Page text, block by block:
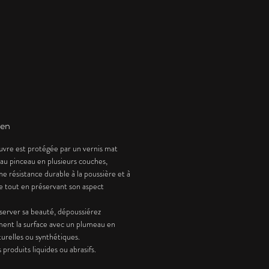
une matière confuse, de
la main.
laisse cohabiter
et lisibilité.
profonds, les bleus froids
plus vifs de rose et de
construisent une tension
dramatisation.
reste calme. Il observe. Il
est protégée par un vernis mat
pinceau en plusieurs couches,
résistance durable à la poussière et à
tout en préservant son aspect
sa beauté, dépoussiérez
la surface avec un plumeau en
ou synthétiques.
produits liquides ou abrasifs.